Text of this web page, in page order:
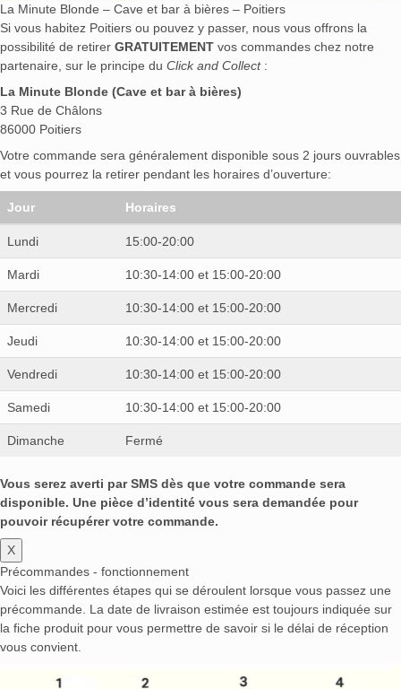
La Minute Blonde – Cave et bar à bières – Poitiers
Si vous habitez Poitiers ou pouvez y passer, nous vous offrons la
possibilité de retirer GRATUITEMENT vos commandes chez notre
partenaire, sur le principe du Click and Collect:
La Minute Blonde (Cave et bar à bières)
3 Rue de Châlons
86000 Poitiers
Votre commande sera généralement disponible sous 2 jours ouvrables
et vous pourrez la retirer pendant les horaires d’ouverture:
Jour Horaires
Lundi 15:00-20:00
Mardi 10:30-14:00 et 15:00-20:00
Mercredi 10:30-14:00 et 15:00-20:00
Jeudi 10:30-14:00 et 15:00-20:00
Vendredi 10:30-14:00 et 15:00-20:00
Samedi 10:30-14:00 et 15:00-20:00
Dimanche Fermé
Vous serez averti par SMS dès que votre commande sera
disponible. Une pièce d’identité vous sera demandée pour
pouvoir récupérer votre commande.
X
Précommandes - fonctionnement
Voici les différentes étapes qui se déroulent lorsque vous passez une
précommande. La date de livraison estimée est toujours indiquée sur
la fiche produit pour vous permettre de savoir si le délai de réception
vous convient.